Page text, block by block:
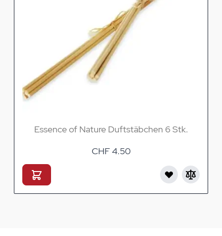
Essence of Nature Duftstäbchen 6 Stk.
CHF 4.50